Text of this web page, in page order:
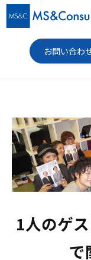
お問い合わ
セミナー
導入事例
コラム
企業情報
1人のゲ
で